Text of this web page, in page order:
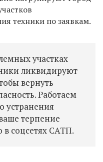
техники по заявкам.
участках
ликвидируют
вернуть
Работаем
устранения
терпение
соцсетях САТП.